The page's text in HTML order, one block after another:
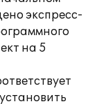
экспресс-
на 5